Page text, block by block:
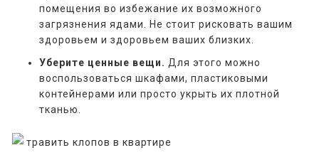
помещения во избежание их возможного
загрязнения ядами. Не стоит рисковать вашим
здоровьем и здоровьем ваших близких.
Уберите ценные вещи. Для этого можно
воспользоваться шкафами, пластиковыми
контейнерами или просто укрыть их плотной
тканью.